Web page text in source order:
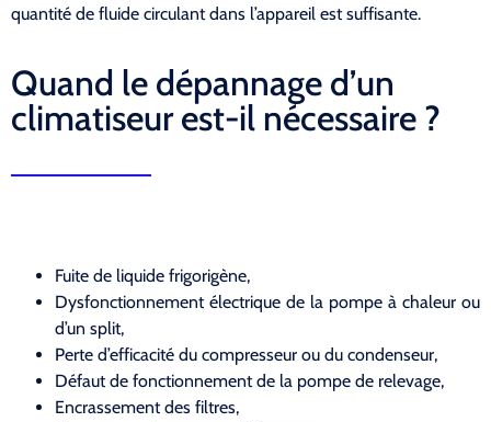
quantité de fluide circulant dans l’appareil est suffisante.
Quand le dépannage d’un
climatiseur est-il nécessaire ?
Fuite de liquide frigorigène,
Dysfonctionnement électrique de la pompe à chaleur ou
d’un split,
Perte d’efficacité du compresseur ou du condenseur,
Défaut de fonctionnement de la pompe de relevage,
Encrassement des filtres,